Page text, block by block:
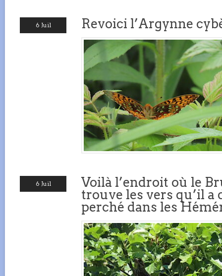
6 Juil Revoici l’Argynne
6 Juil
Voilà l’endroit où le
trouve les vers qu’il a
perché dans les